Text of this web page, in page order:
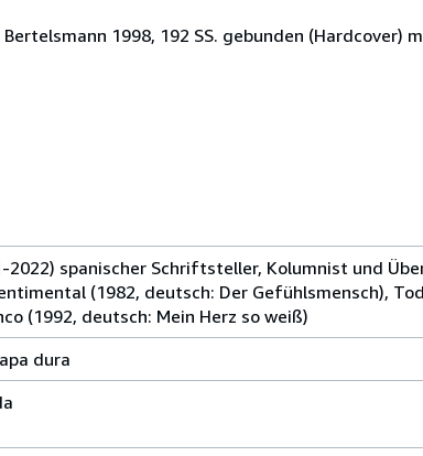
Bertelsmann 1998, 192 SS. gebunden (Hardcover)
2022) spanischer Schriftsteller, Kolumnist und
(1982, deutsch: Der Gefühlsmensch),
(1992, deutsch: Mein Herz so weiß)
dura